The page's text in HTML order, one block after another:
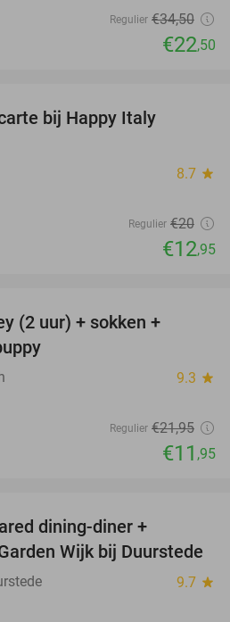
Regulier €34,50
€22,50
bij Happy Italy
8.7 star
Regulier €20
€12,95
(2 uur) + sokken +
9.3 star
Regulier €21,95
€11 ,95
dining-diner +
Wijk bij Duurstede
9.7 star